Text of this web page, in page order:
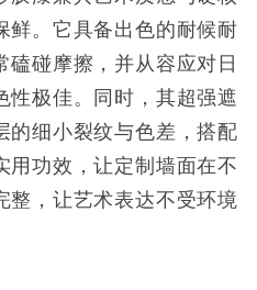
鲜。它具备出色的耐候耐
碰摩擦，并从容应对日
性极佳。同时，其超强遮
的细小裂纹与色差，搭配
用功效，让定制墙面在不
整，让艺术表达不受环境